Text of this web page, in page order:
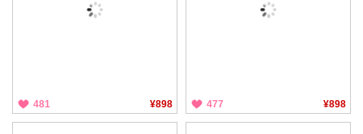
481 ¥898 477 ¥898